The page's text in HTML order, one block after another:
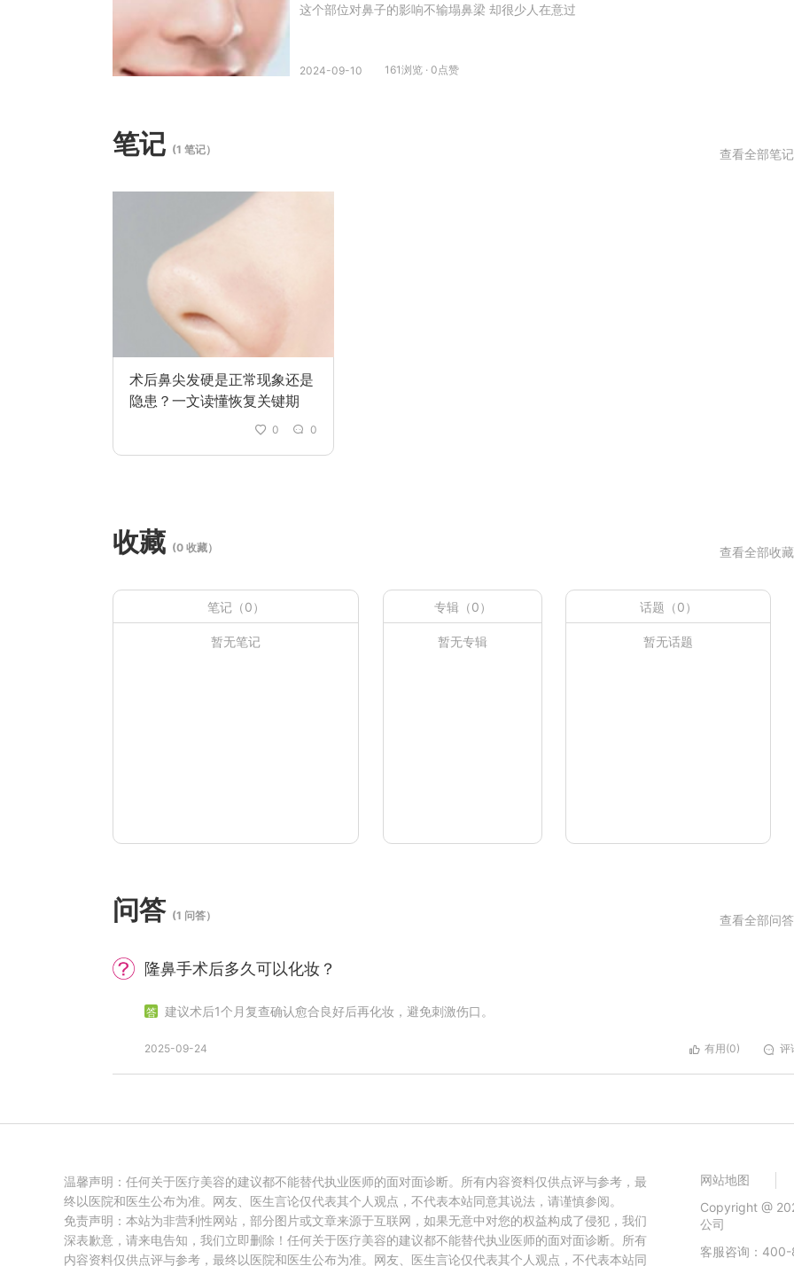
这个部位对鼻子的影响不输塌鼻梁 却很少人在意过
2024-09-10 161浏览 · 0点赞
笔记 (1 笔记） 查看全部笔记
术后鼻尖发硬是正常现象还是
隐患？一文读懂恢复关键期
0 0
收藏 (0 收藏） 查看全部收藏
笔记（0）
暂无笔记
专辑（0）
暂无专辑
话题（0）
暂无话题
问答 (1 问答） 查看全部问答
隆鼻手术后多久可以化妆？
建议术后1个月复查确认愈合良好后再化妆，避免刺激伤口。
2025-09-24 有用(0) 评
温馨声明：任何关于医疗美容的建议都不能替代执业医师的面对面诊断。所有内容资料仅供点评与参考，最
终以医院和医生公布为准。网友、医生言论仅代表其个人观点，不代表本站同意其说法，请谨慎参阅。
免责声明：本站为非营利性网站，部分图片或文章来源于互联网，如果无意中对您的权益构成了侵犯，我们
深表歉意，请来电告知，我们立即删除！任何关于医疗美容的建议都不能替代执业医师的面对面诊断。所有
内容资料仅供点评与参考，最终以医院和医生公布为准。网友、医生言论仅代表其个人观点，不代表本站同
网站地图
Copyright @
公司
客服咨询：